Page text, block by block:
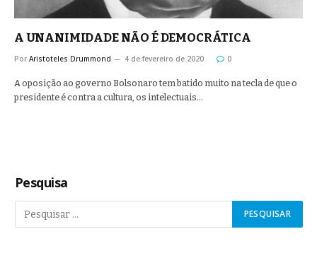
A UNANIMIDADE NÃO É DEMOCRÁTICA
Por Aristoteles Drummond 4 de fevereiro de 2020 0
A oposição ao governo Bolsonaro tem batido muito na tecla de que o
presidente é contra a cultura, os intelectuais…
Pesquisa